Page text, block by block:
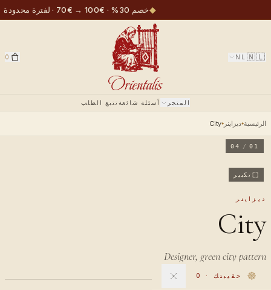
◆خصم 30% · €100 → €70 · لفترة محدودة
🇳🇱
NL
0
المتجر أسئلة شائعةتتبع الطلب
حقيبتك ·
0
الرئيسية ديزاينر City
تكبير
01
/
04
ديزاينر
City
Designer, green city pattern